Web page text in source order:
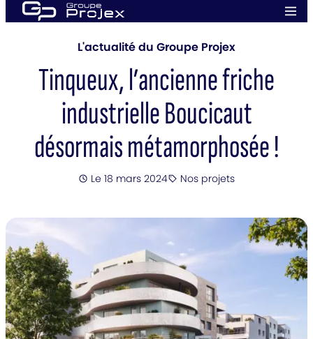
Aller
au
L'actualité du Groupe Projex
Tinqueux, l’ancienne friche
industrielle Boucicaut
désormais métamorphosée !
Posté
Le 18 mars 2024Catégorie
Nos projets